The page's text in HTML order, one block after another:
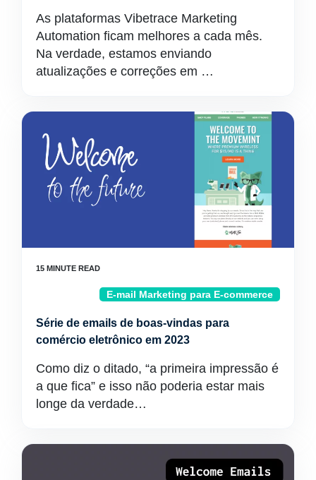
As plataformas Vibetrace Marketing
Automation ficam melhores a cada mês.
Na verdade, estamos enviando
atualizações e correções em …
E-mail Marketing para E-commerce
Série de emails de boas-vindas para
comércio eletrônico em 2023
Como diz o ditado, “a primeira impressão é
a que fica” e isso não poderia estar mais
longe da verdade…